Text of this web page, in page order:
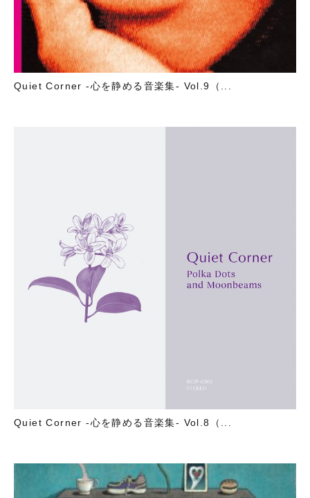
Quiet Corner -心を静める音楽集- Vol.9（...
Quiet Corner -心を静める音楽集- Vol.8（...